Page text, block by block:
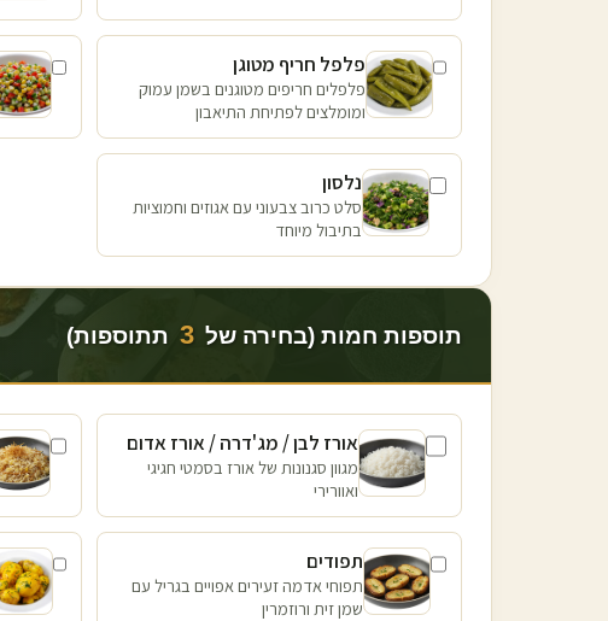
פלפל חריף מטוגן
פלפלים חריפים מטוגנים בשמן עמוק
ומומלצים לפתיחת התיאבון
נלסון
סלט כרוב צבעוני עם אגוזים וחמוציות
בתיבול מיוחד
תוספות חמות (בחירה של 3 תתוספות)
אורז לבן / מג'דרה / אורז אדום
מגוון סגנונות של אורז בסמטי חגיגי
ואוורירי
תפודים
תפוחי אדמה זעירים אפויים בגריל עם
שמן זית ורוזמרין